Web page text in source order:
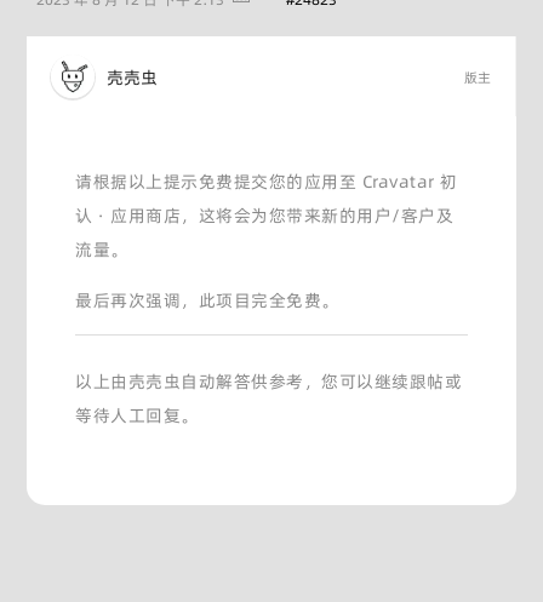
壳壳虫 版主
请根据以上提示免费提交您的应用至 Cravatar 初
认 · 应用商店，这将会为您带来新的用户/客户及
流量。
最后再次强调，此项目完全免费。
以上由壳壳虫自动解答供参考，您可以继续跟帖或
等待人工回复。